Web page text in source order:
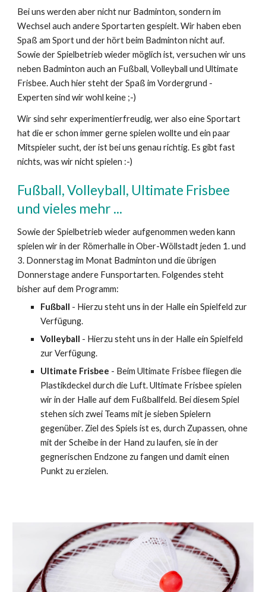
Bei uns werden aber nicht nur Badminton, sondern im
Wechsel auch andere Sportarten gespielt. Wir haben eben
Spaß am Sport und der hört beim Badminton nicht auf.
Sowie der Spielbetrieb wieder möglich ist, versuchen wir uns
neben Badminton auch an Fußball, Volleyball und Ultimate
Frisbee. Auch hier steht der Spaß im Vordergrund -
Experten sind wir wohl keine ;-)
Wir sind sehr experimentierfreudig, wer also eine Sportart
hat die er schon immer gerne spielen wollte und ein paar
Mitspieler sucht, der ist bei uns genau richtig. Es gibt fast
nichts, was wir nicht spielen :-)
Fußball, Volleyball, Ultimate Frisbee
und vieles mehr ...
Sowie der Spielbetrieb wieder aufgenommen weden kann
spielen wir in der Römerhalle in Ober-Wöllstadt jeden 1. und
3. Donnerstag im Monat Badminton und die übrigen
Donnerstage andere Funsportarten. Folgendes steht
bisher auf dem Programm:
Fußball - Hierzu steht uns in der Halle ein Spielfeld zur
Verfügung.
Volleyball - Hierzu steht uns in der Halle ein Spielfeld
zur Verfügung.
Ultimate Frisbee - Beim Ultimate Frisbee fliegen die
Plastikdeckel durch die Luft. Ultimate Frisbee spielen
wir in der Halle auf dem Fußballfeld. Bei diesem Spiel
stehen sich zwei Teams mit je sieben Spielern
gegenüber. Ziel des Spiels ist es, durch Zupassen, ohne
mit der Scheibe in der Hand zu laufen, sie in der
gegnerischen Endzone zu fangen und damit einen
Punkt zu erzielen.